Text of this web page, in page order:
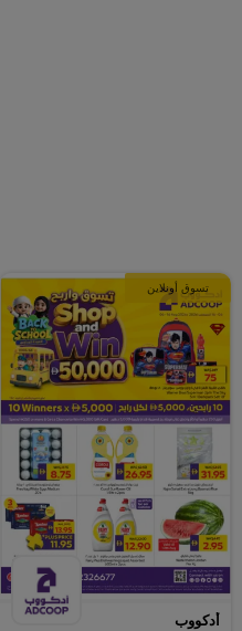
تسوق أونلاين
أدكووب